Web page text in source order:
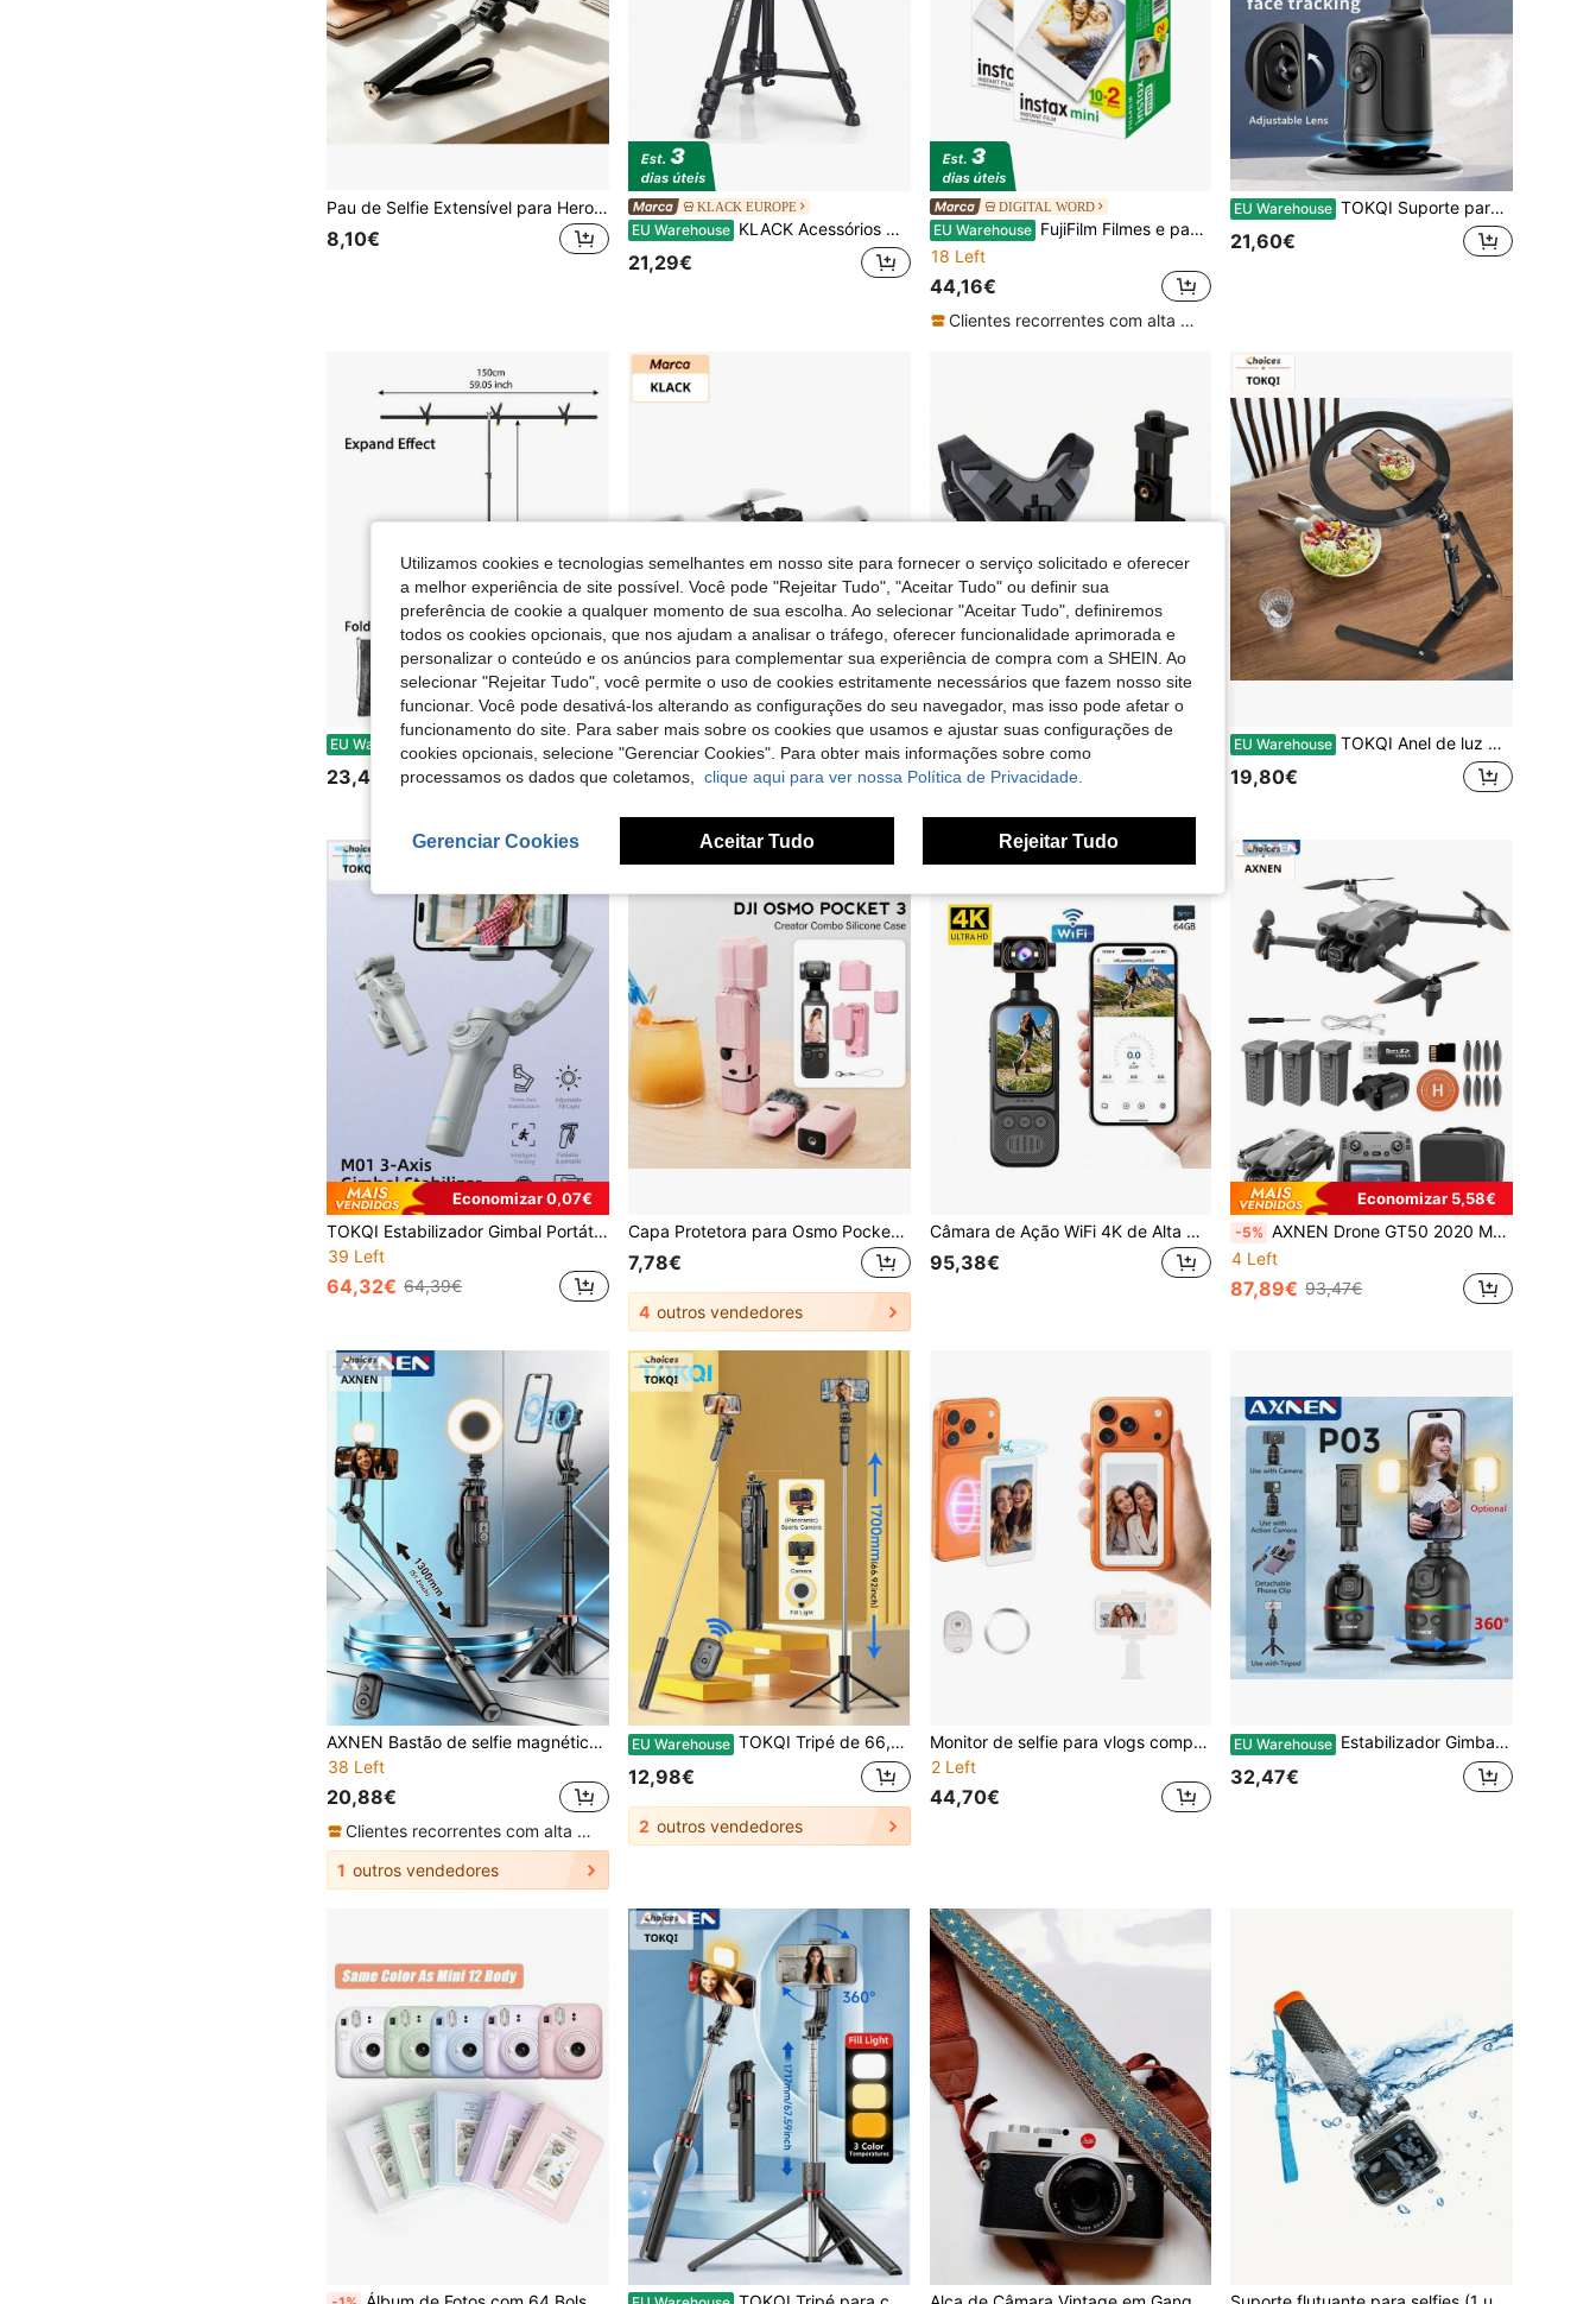
Pau de Selfie Extensível para Hero 11/10/9/8, Monopé Leve para Câmara de Ação com 2 Conetores, Ajuste de Ângulo de 180°, 22-97 cm, Adequado para Gravação de Vlog de Viagem
8,10€
KLACK EUROPE
EU Warehouse KLACK Acessórios para tripé e suporte
21,29€
DIGITAL WORD
EU Warehouse FujiFilm Filmes e papel fotográfico instantâneo
18 Left
44,16€
Clientes recorrentes com alta taxa de retorno
EU Warehouse TOKQI Suporte para smartphone com estabilizador de imagem e rastreamento facial automático, câmera grande angular, kit para criação de conteúdo, ideal para selfies, vlogs, transmissões ao vivo, videochamadas e muito mais. (Preto)
21,60€
EU Warehouse Suporte para fundo fotográfico em formato de T, suporte ajustável, moldura para fundo de papel com gradiente de PVC e luz suave, suporte para fundo de estúdio fotográfico, tripé de 1,5 m x 2 m.
23,42€
KLACK Drone
1 Left
EU Warehouse TOKQI Anel de luz para selfies de 10 polegadas, com LED regulável, tripé de mesa ajustável e suporte para celular. Ideal para gravação de vídeos, transmissões ao vivo, desenho, maquiagem e nail art.
19,80€
Economizar 0,07€
TOKQI Estabilizador Gimbal Portátil de 3 Eixos para Smartphones, Suporte Multifuncional com IA para Rastreamento Facial e Luz de Preenchimento, Tripé Dobrável para Selfie com Estabilizador para Fotos Anti-Vibração, Vlogs e Gravações de Vídeo.
39 Left
64,32€ 64,39€
Capa Protetora para Osmo Pocket 3 /Xtra Muse Camera, Capa de Silicone Macio com Proteção de Ecrã e Microfone, Leve, Anti-Arranhões, para Viagens, Vlogging e Filmagem Diária – Rosa
7,78€
4 outros vendedores
Câmara de Ação WiFi 4K de Alta Definição, Câmara de Gravação de Vídeo Portátil, Equipada com Lente Rotativa de 270 Graus, Ecrã de 2 Polegadas, Cartão SD de 64GB, Função de Gravação em Loop, Bateria com 7 Horas de Autonomia, Microfone Integrado, Adequada para Desportos ao Ar Livre
95,38€
Economizar 5,58€
-5% AXNEN Drone GT50 2020 Melhorado com Motores Brushless, Câmara Dupla, Óculos VR, Heliporto, Cartão de Memória e Comando com Ecrã de 4,3" – Motor Brushless, Lente com Estabilização Eletrónica, Bateria de Longa Duração, Estabilização por Fluxo Óptico, Controlo por Gestos – Presente de Natal Perfeito
4 Left
87,89€ 93,47€
AXNEN Bastão de selfie magnético com tripé, compatível com iPhone, com controle remoto, suporte extensível para celular, compatível com smartphones, bastão de selfie com tripé para iPhones das séries 16, 15, 14, 13 e 12 e celulares Android.
38 Left
20,88€
Clientes recorrentes com alta taxa de retorno
1 outros vendedores
EU Warehouse TOKQI Tripé de 66,92 polegadas para smartphone e selfie stick – Tripé telescópico de viagem com alça estabilizada e fotografia panorâmica de 360°, controle remoto sem fio e suporte removível para telefone, compatível com GoPro/câmera/smartphone/Android Pro MAX para viagens, vlogs, vídeos e fotos
12,98€
2 outros vendedores
Monitor de selfie para vlogs compatível com celulares Android da série 17, com conexão magnética sem fio e alto-falante embutido. Suporta resolução 4K/1080P HD e vem com controle remoto. Ideal para transmissões ao vivo e gravações de vlogs.
2 Left
44,70€
EU Warehouse Estabilizador Gimbal para Smartphone com IA, Rastreamento Facial Automático de 360°, Tripé de Mesa para Acompanhamento, Ideal para Câmeras e Câmeras de Ação, com Controle Remoto e Duas Luzes de Preenchimento.
32,47€
Utilizamos cookies e tecnologias semelhantes em nosso site para fornecer o serviço solicitado e oferecer
a melhor experiência de site possível. Você pode "Rejeitar Tudo", "Aceitar Tudo" ou definir sua
preferência de cookie a qualquer momento de sua escolha. Ao selecionar "Aceitar Tudo", definiremos
todos os cookies opcionais, que nos ajudam a analisar o tráfego, oferecer funcionalidade aprimorada e
personalizar o conteúdo e os anúncios para complementar sua experiência de compra com a SHEIN. Ao
selecionar "Rejeitar Tudo", você permite o uso de cookies estritamente necessários que fazem nosso site
funcionar. Você pode desativá-los alterando as configurações do seu navegador, mas isso pode afetar o
funcionamento do site. Para saber mais sobre os cookies que usamos e ajustar suas configurações de
cookies opcionais, selecione "Gerenciar Cookies". Para obter mais informações sobre como
processamos os dados que coletamos, clique aqui para ver nossa Política de Privacidade.
Gerenciar Cookies Aceitar Tudo Rejeitar Tudo